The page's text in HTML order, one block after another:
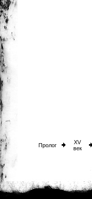
Пролог
XV
век